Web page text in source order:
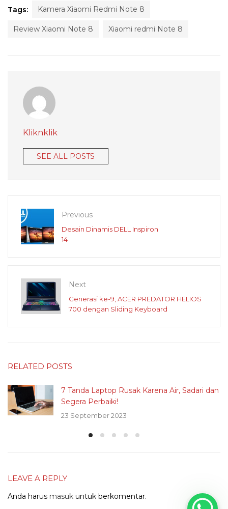
Tags: Kamera Xiaomi Redmi Note 8
Review Xiaomi Note 8 Xiaomi redmi Note 8
Kliknklik
SEE ALL POSTS
Previous
Desain Dinamis DELL Inspiron
14
Next
Generasi ke-9, ACER PREDATOR HELIOS
700 dengan Sliding Keyboard
RELATED POSTS
7 Tanda Laptop Rusak Karena Air, Sadari dan
Segera Perbaiki!
23 September 2023
LEAVE A REPLY
Anda harus masuk untuk berkomentar.